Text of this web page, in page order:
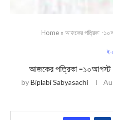
Home» আজকের পত্রিকা -
ই-
আজকের পত্রিকা -১০আগস্ট
byBiplabi Sabyasachi